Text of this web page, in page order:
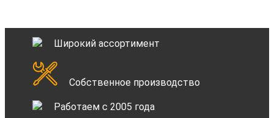
Широкий ассортимент
Собственное производство
Работаем с 2005 года